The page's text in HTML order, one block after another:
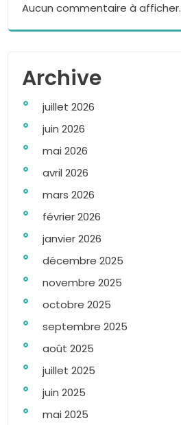
Aucun commentaire à afficher.
Archive
juillet 2026
juin 2026
mai 2026
avril 2026
mars 2026
février 2026
janvier 2026
décembre 2025
novembre 2025
octobre 2025
septembre 2025
août 2025
juillet 2025
juin 2025
mai 2025